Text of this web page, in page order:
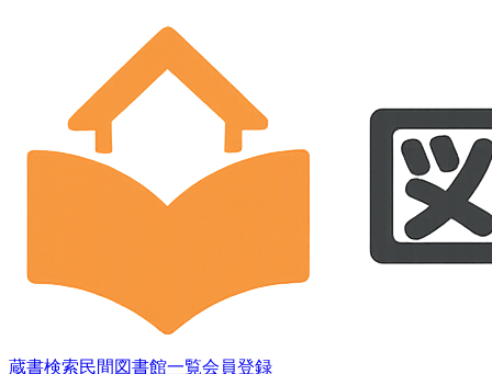
蔵書検索民間図書館一覧会員登録